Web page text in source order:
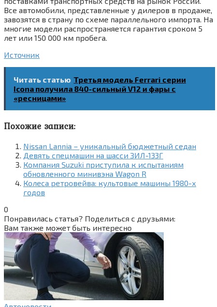
Все автомобили, представленные у дилеров в продаже,
завозятся в страну по схеме параллельного импорта. На
многие модели распространяется гарантия сроком 5
лет или 150 000 км пробега.
Источник
Читать статью Третья модель Ferrari серии
Icona получила 840-сильный V12 и фары с
«ресницами»
Похожие записи:
Nissan Lannia – уникальный бюджетный седан
Девять спецмашин на шасси ЗИЛ-133Г
Компания Suzuki приступила к испытаниям
обновленного минивэна Wagon R
Колеса ретровейва: культовые машины 1980-х
годов
0
Понравилась статья? Поделиться с друзьями:
Вам также может быть интересно